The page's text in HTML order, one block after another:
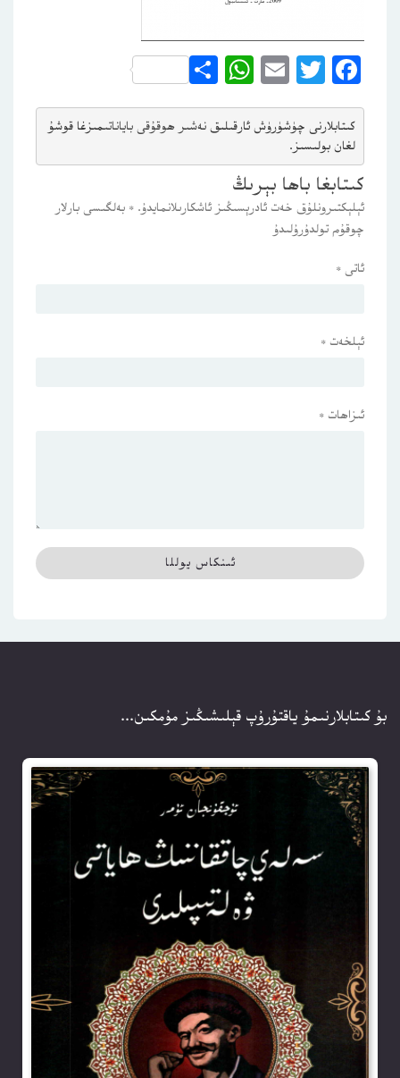
Facebook
Twitter
Email
WhatsApp
Share
كىتابلارنى چۈشۈرۈش ئارقىلىق نەشىر ھوقۇقى باياناتىمىزغا قوشۇ
لغان بولىسىز.
كىتابغا باھا بېرىڭ
ئېلېكتىرونلۇق خەت ئادرېسىڭىز ئاشكارىلانمايدۇ. * بەلگىسى بارلار
چوقۇم تولدۇرۇلىدۇ
ئاتى *
ئېلخەت *
ئىزاھات *
بۇ كىتابلارنىمۇ ياقتۇرۇپ قېلىشىڭىز مۇمكىن...